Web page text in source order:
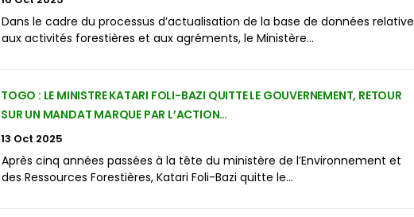
Dans le cadre du processus d’actualisation de la base de données relative
aux activités forestières et aux agréments, le Ministère…
TOGO : LE MINISTRE KATARI FOLI-BAZI QUITTE LE GOUVERNEMENT, RETOUR
SUR UN MANDAT MARQUE PAR L’ACTION…
13 Oct 2025
Après cinq années passées à la tête du ministère de l’Environnement et
des Ressources Forestières, Katari Foli-Bazi quitte le…